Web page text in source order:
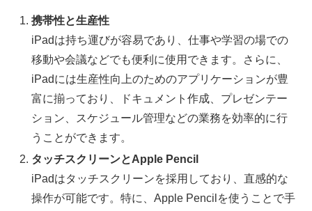
携帯性と生産性
iPadは持ち運びが容易であり、仕事や学習の場での
移動や会議などでも便利に使用できます。さらに、
iPadには生産性向上のためのアプリケーションが豊
富に揃っており、ドキュメント作成、プレゼンテー
ション、スケジュール管理などの業務を効率的に行
うことができます。
タッチスクリーンとApple Pencil
iPadはタッチスクリーンを採用しており、直感的な
操作が可能です。特に、Apple Pencilを使うことで手